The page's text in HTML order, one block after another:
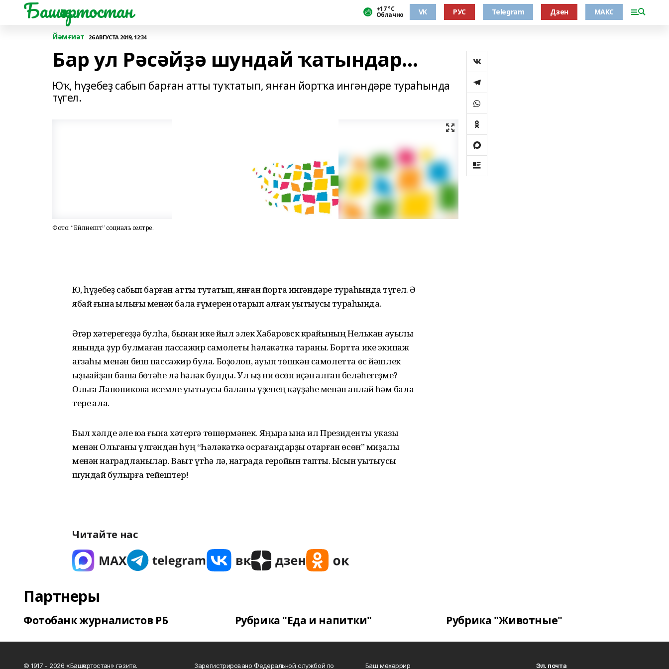
Башҡортостан +17 °С
Облачно VK РУС Telegram Дзен МАКС
Йәмғиәт 26 АВГУСТА 2019, 12:34
Бар ул Рәсәйҙә шундай ҡатындар...
Юҡ, һүҙебеҙ сабып барған атты туҡтатып, янған йортҡа ингәндәре тураһында
түгел.
Фото: “Бәйләнештә” социаль селтәре.
Юҡ, һүҙебеҙ сабып барған атты туҡтатып, янған йортҡа ингәндәре тураһында түгел. Ә
ябай ғына ҡылығы менән бала ғүмерен ҡотҡарып ҡалған уҡытыусы тураһында.
Әгәр хәтерегеҙҙә булһа, бынан ике йыл элек Хабаровск крайының Нелькан ауылы
янында ҙур булмаған пассажир самолеты һәләкәткә тараны. Бортта ике экипаж
ағзаһы менән биш пассажир була. Боҙолоп, ауып төшкән самолетта өс йәшлек
ҡыҙыҡайҙан башҡа бөтәһе лә һәләк булды. Ул ҡыҙ ни өсөн иҫән ҡалған беләһегеҙме?
Ольга Лапоникова исемле уҡытыусы баланы үҙенең кәүҙәһе менән ҡаплай һәм бала
тере ҡала.
Был хәлде әле юҡҡа ғына хәтергә төшөрмәнек. Яңыраҡ ҡына ил Президенты указы
менән Ольганы үлгәндән һуң “Һәләкәткә осрағандарҙы ҡотҡарған өсөн” миҙалы
менән наградланылар. Ваҡыт үтһә лә, награда геройын тапты. Ысын уҡытыусы
шундай булырға тейештер!
Читайте нас
Партнеры
Фотобанк журналистов РБ Рубрика "Еда и напитки" Рубрика "Животные"
© 1917 - 2026 «Башҡортостан» гәзите. Зарегистрировано Федеральной службой по Баш мөхәррир Эл. почта